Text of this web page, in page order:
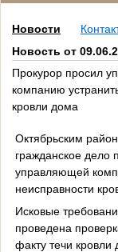
Новости
Новость от
Прокурор просил
компанию
кровли дома
Октябрьским
гражданское дело
управляющей
неисправности
Исковые
проведена
факту течи